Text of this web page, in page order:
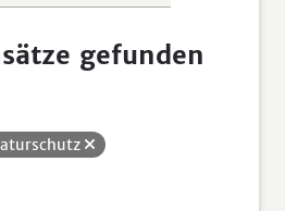
gefunden